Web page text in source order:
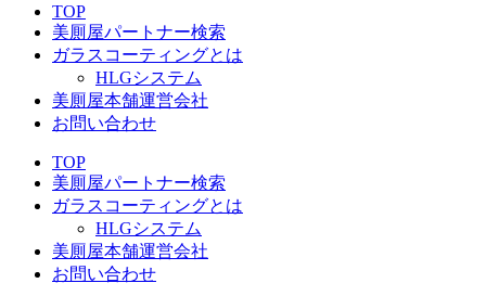
TOP
美厠屋パートナー検索
ガラスコーティングとは
HLGシステム
美厠屋本舗運営会社
お問い合わせ
TOP
美厠屋パートナー検索
ガラスコーティングとは
HLGシステム
美厠屋本舗運営会社
お問い合わせ